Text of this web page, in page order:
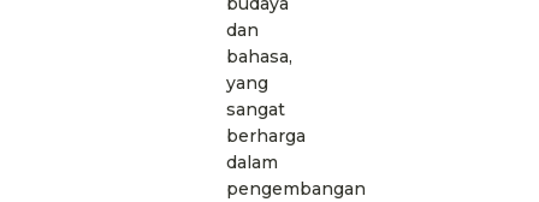
dan
bahasa,
yang
sangat
berharga
dalam
pengembangan